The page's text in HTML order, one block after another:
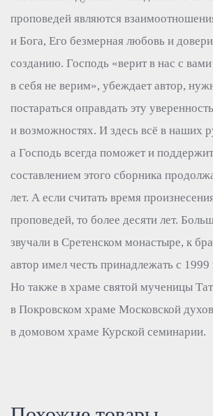
проповедей являются
и Бога, Его безмерная любовь и
созданию. Господь «верит в нас с
в себя не верим», убеждает автор,
постараться оправдать эту
и возможностях. И здесь всё в наших
а Господь всегда поможет и
составлением этого сборника
лет. А если считать время
проповедей, то более десяти лет.
звучали в Сретенском монастыре, к
автор имел честь принадлежать с
Но также в храме святой мученицы
в Покровском храме Московской
в домовом храме Курской семинарии.